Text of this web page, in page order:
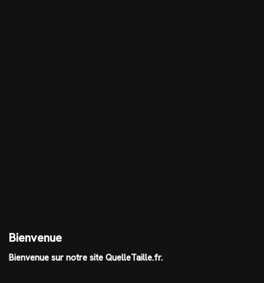
Bienvenue
Bienvenue sur notre site QuelleTaille.fr.